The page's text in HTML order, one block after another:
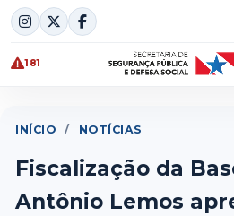
Skip
to
content
181
INÍCIO / NOTÍCIAS
Fiscalização da
Antônio Lemos